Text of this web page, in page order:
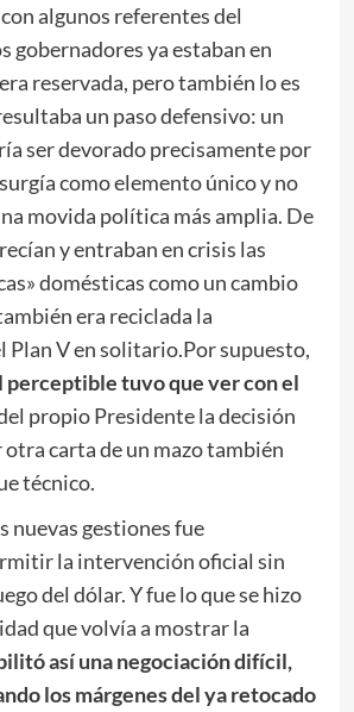
algunos referentes del
gobernadores ya estaban en
reservada, pero también lo es
un paso defensivo: un
ser devorado precisamente por
como elemento único y no
movida política más amplia. De
y entraban en crisis las
domésticas como un cambio
era reciclada la
Plan V en solitario.Por supuesto,
perceptible tuvo que ver con el
propio Presidente la decisión
carta de un mazo también
técnico.
nuevas gestiones fue
la intervención oficial sin
del dólar. Y fue lo que se hizo
que volvía a mostrar la
así una negociación difícil,
los márgenes del ya retocado